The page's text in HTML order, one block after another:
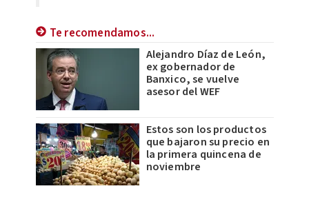
Te recomendamos...
Alejandro Díaz de León,
ex gobernador de
Banxico, se vuelve
asesor del WEF
Estos son los productos
que bajaron su precio en
la primera quincena de
noviembre